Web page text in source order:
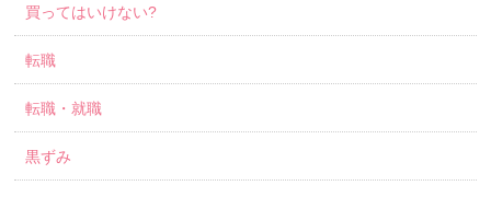
買ってはいけない?
転職
転職・就職
黒ずみ